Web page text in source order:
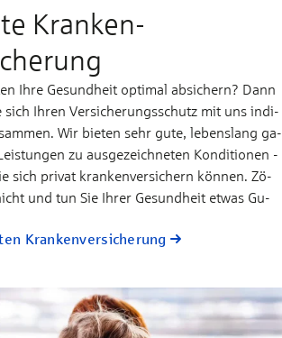
Kranken­
Ihre Ge­sund­heit op­ti­mal ab­si­chern? Dann
sich Ih­­ren Ver­si­che­rungs­­schutz mit uns in­di­
Wir bie­­ten sehr gu­te, le­bens­­lang ga­
zu aus­­ge­­zeich­­ne­ten Kon­di­­tio­nen -
sich pri­vat kran­­ken­­ver­­si­chern kön­nen. Zö­
und tun Sie Ih­rer Ge­sund­­heit et­was Gu­
Kranken­versicherung